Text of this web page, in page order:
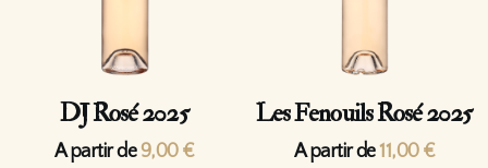
DJ Rosé 2025
A partir de9,00 €
Les Fenouils Rosé 2025
A partir de11,00 €